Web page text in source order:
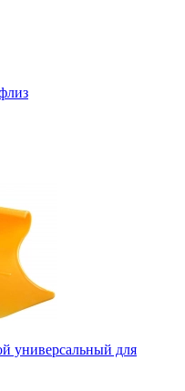
универсальный для